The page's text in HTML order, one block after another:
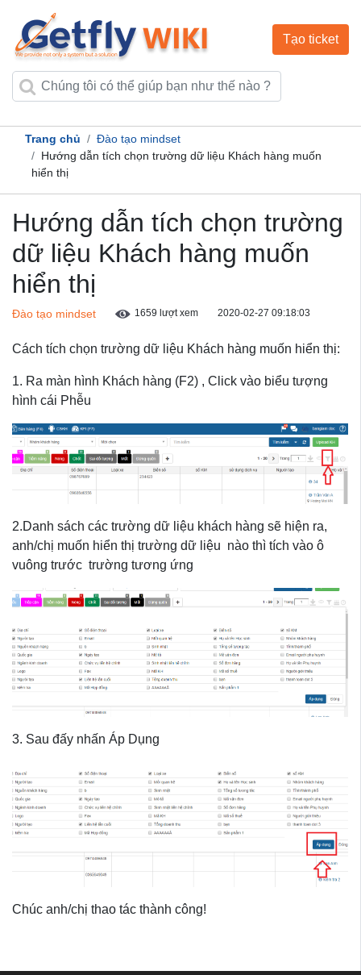
Tạo ticket
Trang chủ
Đào tạo mindset
Hướng dẫn tích chọn trường dữ liệu Khách hàng muốn
hiển thị
Hướng dẫn tích chọn trường
dữ liệu Khách hàng muốn
hiển thị
Đào tạo mindset 1659 lượt xem 2020-02-27 09:18:03
Cách tích chọn trường dữ liệu Khách hàng muốn hiển thị:
1. Ra màn hình Khách hàng (F2) , Click vào biểu tượng
hình cái Phễu
2.Danh sách các trường dữ liệu khách hàng sẽ hiện ra,
anh/chị muốn hiển thị trường dữ liệu nào thì tích vào ô
vuông trước trường tương ứng
3. Sau đấy nhấn Áp Dụng
Chúc anh/chị thao tác thành công!